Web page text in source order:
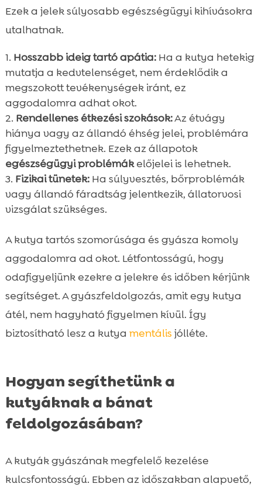
Ezek a jelek súlyosabb egészségügyi kihívásokra
utalhatnak.
Hosszabb ideig tartó apátia:Ha a kutya hetekig
mutatja a kedvtelenséget, nem érdeklődik a
megszokott tevékenységek iránt, ez
aggodalomra adhat okot.
Rendellenes étkezési szokások:Az étvágy
hiánya vagy az állandó éhség jelei, problémára
figyelmeztethetnek. Ezek az állapotok
egészségügyi problémákelőjelei is lehetnek.
Fizikai tünetek:Ha súlyvesztés, bőrproblémák
vagy állandó fáradtság jelentkezik, állatorvosi
vizsgálat szükséges.
A kutya tartós szomorúsága és gyásza komoly
aggodalomra ad okot. Létfontosságú, hogy
odafigyeljünk ezekre a jelekre és időben kérjünk
segítséget. A gyászfeldolgozás, amit egy kutya
átél, nem hagyható figyelmen kívül. Így
biztosítható lesz a kutya mentális jólléte.
Hogyan segíthetünk a
kutyáknak a bánat
feldolgozásában?
A kutyák gyászának megfelelő kezelése
kulcsfontosságú. Ebben az időszakban alapvető,